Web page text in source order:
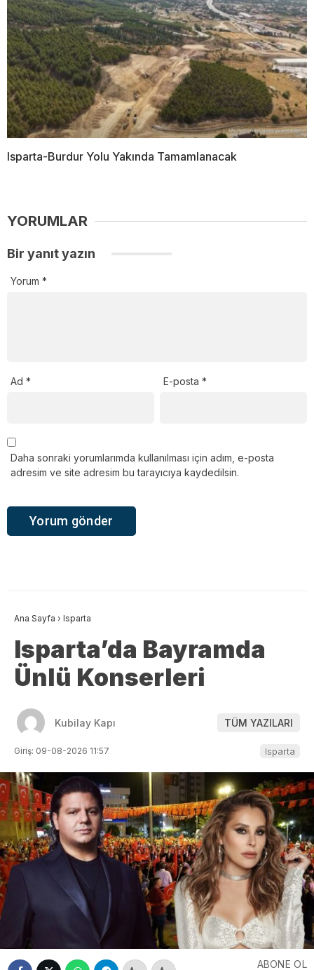
Isparta-Burdur Yolu Yakında Tamamlanacak
YORUMLAR
Bir yanıt yazın
Yorum *
Ad * E-posta*
Daha sonraki yorumlarımda kullanılması için adım, e-posta
adresim ve site adresim bu tarayıcıya kaydedilsin.
Ana Sayfa › Isparta
Isparta’da Bayramda
Ünlü Konserleri
Kubilay Kapı TÜM YAZILARI
Giriş: 09-08-2026 11:57 Isparta
ABONE OL